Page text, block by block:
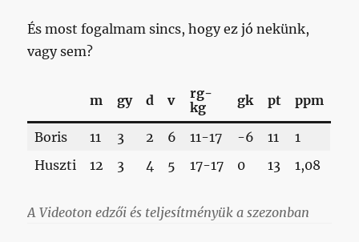
És most fogalmam sincs, hogy ez jó nekünk,
vagy sem?
m gy d v
rg-
kg
gk pt ppm
Boris 11 3 2 6 11-17 -6 11
1
Huszti
12 3 4 5 17-17 0 13 1,08
A Videoton edzői és teljesítményük a szezonban